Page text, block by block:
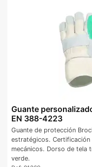
Guante
EN 388-4223
Guante de protección
estratégicos.
mecánicos. Dorso de tela
verde.